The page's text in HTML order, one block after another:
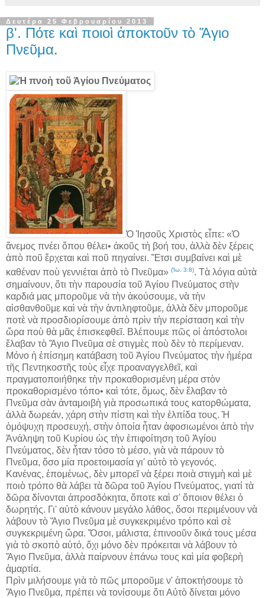
Δευτέρα 25 Φεβρουαρίου 2013
β'. Πότε καὶ ποιοὶ ἀποκτοῦν τὸ Ἅγιο
Πνεῦμα.
Ὁ Ἰησοῦς Χριστὸς εἶπε: «Ὁ
ἄνεμος πνέει ὅπου θέλει• ἀκοῦς τὴ βοή του, ἀλλὰ δὲν ξέρεις
ἀπὸ ποῦ ἔρχεται καὶ ποῦ πηγαίνει. Ἔτσι συμβαίνει καὶ μὲ
καθέναν ποὺ γεννιέται ἀπὸ τὸ Πνεῦμα» (Ἰω. 3:8). Τὰ λόγια αὐτὰ
σημαίνουν, ὅτι τὴν παρουσία τοῦ Ἁγίου Πνεύματος στὴν
καρδιά μας μποροῦμε νὰ τὴν ἀκούσουμε, νὰ τὴν
αἰσθανθοῦμε καὶ νὰ τὴν ἀντιληφτοῦμε, ἀλλὰ δὲν μποροῦμε
ποτὲ νὰ προσδιορίσουμε ἀπὸ πρὶν τὴν περίσταση καὶ τὴν
ὥρα ποὺ θὰ μᾶς ἐπισκεφθεῖ. Βλέπουμε πῶς οἱ ἀπόστολοι
ἔλαβαν τὸ Ἅγιο Πνεῦμα σὲ στιγμὲς ποὺ δὲν τὸ περίμεναν.
Μόνο ἡ ἐπίσημη κατάβαση τοῦ Ἁγίου Πνεύματος τὴν ἡμέρα
τῆς Πεντηκοστῆς τοὺς εἶχε προαναγγελθεῖ, καὶ
πραγματοποιήθηκε τὴν προκαθορισμένη μέρα στὸν
προκαθορισμένο τόπο• καὶ τότε, ὅμως, δὲν ἔλαβαν τὸ
Πνεῦμα σὰν ἀνταμοιβὴ γιὰ προσωπικά τους κατορθώματα,
ἀλλὰ δωρεάν, χάρη στὴν πίστη καὶ τὴν ἐλπίδα τους. Ἡ
ὁμόψυχη προσευχή, στὴν ὁποία ἦταν ἀφοσιωμένοι ἀπὸ τὴν
Ἀνάληψη τοῦ Κυρίου ὡς τὴν ἐπιφοίτηση τοῦ Ἁγίου
Πνεύματος, δὲν ἦταν τόσο τὸ μέσο, γιὰ νὰ πάρουν τὸ
Πνεῦμα, ὅσο μία προετοιμασία γι' αὐτὸ τὸ γεγονός.
Κανένας, ἑπομένως, δὲν μπορεῖ νὰ ξέρει ποιὰ στιγμὴ καὶ μὲ
ποιὸ τρόπο θὰ λάβει τὰ δῶρα τοῦ Ἁγίου Πνεύματος, γιατί τὰ
δῶρα δίνονται ἀπροσδόκητα, ὅποτε καὶ σ' ὅποιον θέλει ὁ
δωρητής. Γι' αὐτὸ κάνουν μεγάλο λάθος, ὅσοι περιμένουν νὰ
λάβουν τὸ Ἅγιο Πνεῦμα μὲ συγκεκριμένο τρόπο καὶ σὲ
συγκεκριμένη ὥρα. Ὅσοι, μάλιστα, ἐπινοοῦν δικά τους μέσα
γιὰ τὸ σκοπὸ αὐτό, ὄχι μόνο δὲν πρόκειται νὰ λάβουν τὸ
Ἅγιο Πνεῦμα, ἀλλὰ παίρνουν ἐπάνω τους καὶ μία φοβερὴ
ἁμαρτία.
Πρὶν μιλήσουμε γιὰ τὸ πῶς μποροῦμε ν' ἀποκτήσουμε τὸ
Ἅγιο Πνεῦμα, πρέπει νὰ τονίσουμε ὅτι Αὐτὸ δίνεται μόνο